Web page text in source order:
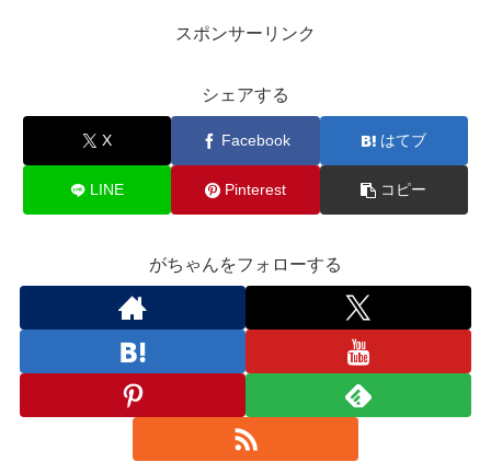
スポンサーリンク
シェアする
X Facebook はてブ
LINE Pinterest コピー
がちゃんをフォローする